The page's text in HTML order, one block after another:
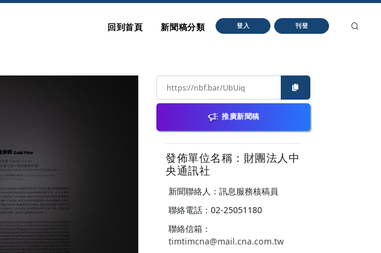
回到首頁 新聞稿分類 登入 刊登
推廣新聞稿
發佈單位名稱：財團法人中
央通訊社
新聞聯絡人：訊息服務核稿員
聯絡電話：02-25051180
聯絡信箱：
timtimcna@mail.cna.com.tw